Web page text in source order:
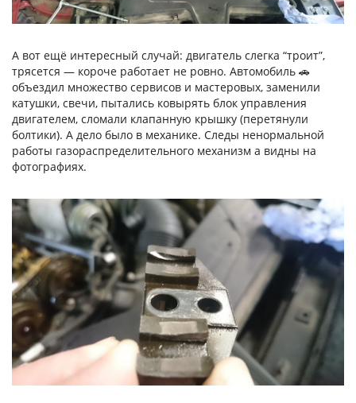
А вот ещё интересный случай: двигатель слегка “троит”,
трясется — короче работает не ровно. Автомобиль 🚗
объездил множество сервисов и мастеровых, заменили
катушки, свечи, пытались ковырять блок управления
двигателем, сломали клапанную крышку (перетянули
болтики). А дело было в механике. Следы ненормальной
работы газораспределительного механизм а видны на
фотографиях.